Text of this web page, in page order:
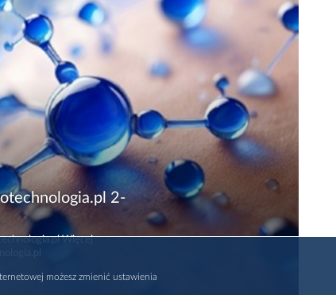
2-
Więcej
możesz zmienić ustawienia